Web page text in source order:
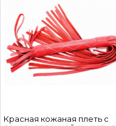
Красная кожаная плеть с